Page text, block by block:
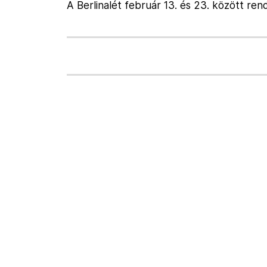
A Berlinalét február 13. és 23. között